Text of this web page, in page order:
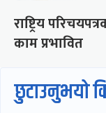
राष्ट्रिय
काम प्रभावित
छुटाउनुभयो